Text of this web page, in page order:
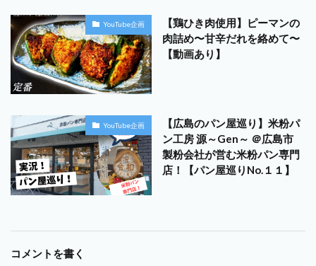
YouTube企画
【鶏ひき肉使用】ピーマンの
肉詰め〜甘辛だれを絡めて〜
【動画あり】
YouTube企画
【広島のパン屋巡り】米粉パ
ン工房 源～Gen～ ＠広島市
製粉会社が営む米粉パン専門
店！【パン屋巡りNo.１１】
コメントを書く